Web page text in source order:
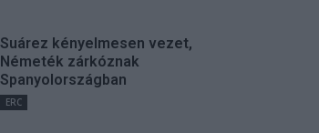
Suárez kényelmesen vezet,
Németék zárkóznak
Spanyolországban
ERC